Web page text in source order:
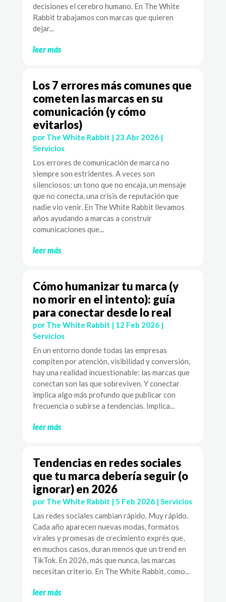
decisiones el cerebro humano. En The White
Rabbit trabajamos con marcas que quieren
dejar...
leer más
Los 7 errores más comunes que
cometen las marcas en su
comunicación (y cómo
evitarlos)
por The White Rabbit | 23 Abr 2026|
Servicios
Los errores de comunicación de marca no
siempre son estridentes. A veces son
silenciosos: un tono que no encaja, un mensaje
que no conecta, una crisis de reputación que
nadie vio venir. En The White Rabbit llevamos
años ayudando a marcas a construir
comunicaciones que...
leer más
Cómo humanizar tu marca (y
no morir en el intento): guía
para conectar desde lo real
por The White Rabbit | 12 Feb 2026|
Servicios
En un entorno donde todas las empresas
compiten por atención, visibilidad y conversión,
hay una realidad incuestionable: las marcas que
conectan son las que sobreviven. Y conectar
implica algo más profundo que publicar con
frecuencia o subirse a tendencias. Implica...
leer más
Tendencias en redes sociales
que tu marca debería seguir (o
ignorar) en 2026
por The White Rabbit | 5 Feb 2026| Servicios
Las redes sociales cambian rápido. Muy rápido.
Cada año aparecen nuevas modas, formatos
virales y promesas de crecimiento exprés que,
en muchos casos, duran menos que un trend en
TikTok. En 2026, más que nunca, las marcas
necesitan criterio. En The White Rabbit, como...
leer más